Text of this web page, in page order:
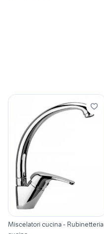
Miscelatori cucina - Rubinetteria